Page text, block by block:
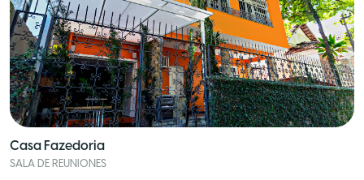
Casa Fazedoria
SALA DE REUNIONES